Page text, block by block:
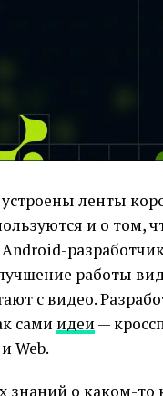
ленты
и о том,
работы
с видео.
сами идеи —
Web.
знаний о каком-то